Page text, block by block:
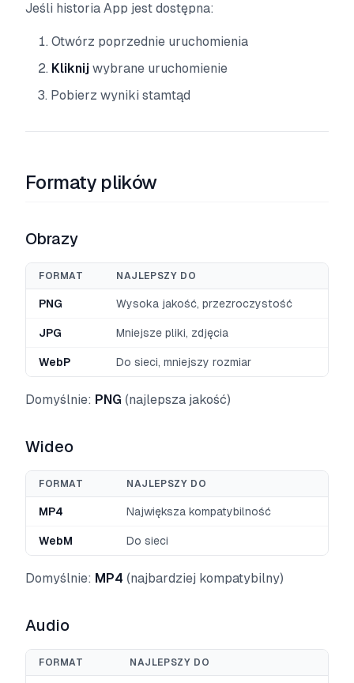
Jeśli historia App jest dostępna:
Otwórz poprzednie uruchomienia
Kliknij wybrane uruchomienie
Pobierz wyniki stamtąd
Formaty plików
Obrazy
FORMAT NAJLEPSZY DO
PNG Wysoka jakość, przezroczystość
JPG Mniejsze pliki, zdjęcia
WebP Do sieci, mniejszy rozmiar
Domyślnie: PNG (najlepsza jakość)
Wideo
FORMAT NAJLEPSZY DO
MP4 Największa kompatybilność
WebM Do sieci
Domyślnie: MP4 (najbardziej kompatybilny)
Audio
FORMAT NAJLEPSZY DO